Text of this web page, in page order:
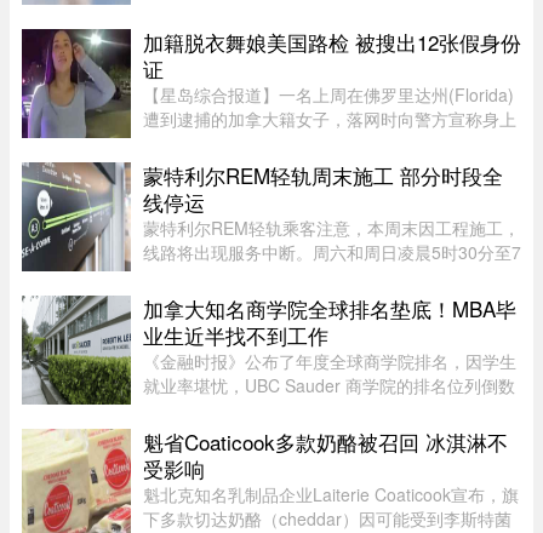
纪最大的女性机翼漫步者”（eldest wing
walker（female））。这已是布罗 ...
加籍脱衣舞娘美国路检 被搜出12张假身份
证
【星岛综合报道】一名上周在佛罗里达州(Florida)
遭到逮捕的加拿大籍女子，落网时向警方宣称身上
了更惊人的内幕，据称警方其后在她后车箱里发现
的12张假身份证。据《国 ...
蒙特利尔REM轻轨周末施工 部分时段全
线停运
蒙特利尔REM轻轨乘客注意，本周末因工程施工，
线路将出现服务中断。周六和周日凌晨5时30分至7
至Bois-Franc路段停运时间将持续至上午10时。
REM将安排接驳巴士连接受影响 ...
加拿大知名商学院全球排名垫底！MBA毕
业生近半找不到工作
《金融时报》公布了年度全球商学院排名，因学生
就业率堪忧，UBC Sauder 商学院的排名位列倒数
有 53% 的人表示毕业三个月内找到工作。图片：
RICHARD LAM /PNG在今年的 MB ...
魁省Coaticook多款奶酪被召回 冰淇淋不
受影响
魁北克知名乳制品企业Laiterie Coaticook宣布，旗
下多款切达奶酪（cheddar）因可能受到李斯特菌